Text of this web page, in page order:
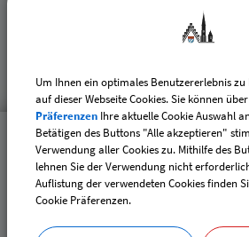
Datenschutz
Impressum
Quartiermanagement
Stadtteilzentrum Nord
St. - Josef - Platz 4
84130 Dingolfing
Um Ihnen ein optimales Benutzererlebnis
auf dieser Webseite Cookies. Sie können
Präferenzen Ihre aktuelle Cookie Auswahl
Betätigen des Buttons "Alle akzeptieren"
Verwendung aller Cookies zu. Mithilfe des
lehnen Sie der Verwendung nicht
Auflistung der verwendeten Cookies finden
Cookie Präferenzen.